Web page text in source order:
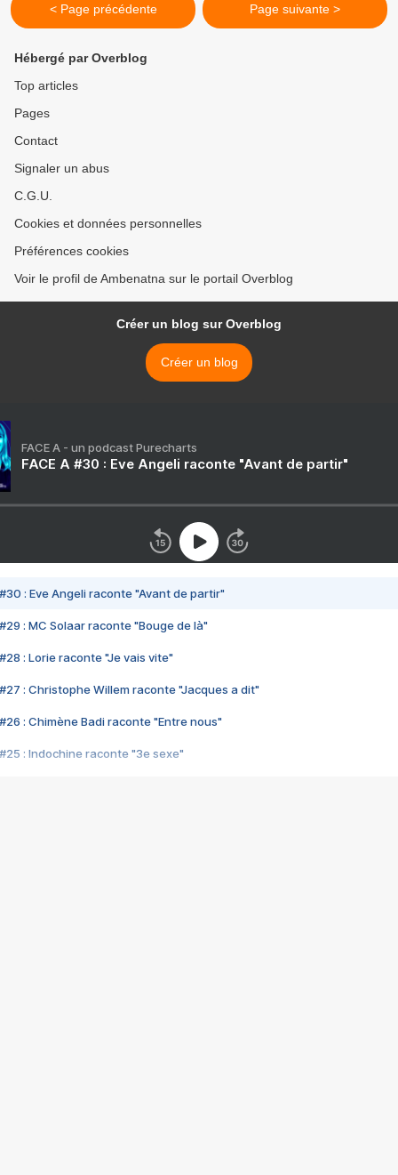
< Page précédente Page suivante >
Hébergé par Overblog
Top articles
Pages
Contact
Signaler un abus
C.G.U.
Cookies et données personnelles
Préférences cookies
Voir le profil de Ambenatna sur le portail Overblog
Créer un blog sur Overblog
Créer un blog
FACE A - un podcast Purecharts
FACE A #30 : Eve Angeli raconte "Avant de partir"
#30 : Eve Angeli raconte "Avant de partir"
#29 : MC Solaar raconte "Bouge de là"
#28 : Lorie raconte "Je vais vite"
#27 : Christophe Willem raconte "Jacques a dit"
#26 : Chimène Badi raconte "Entre nous"
#25 : Indochine raconte "3e sexe"